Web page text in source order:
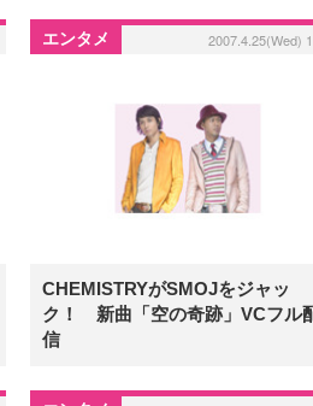
エンタメ 2007.4.25(Wed)
CHEMISTRYがSMOJをジャッ
ク！ 新曲「空の奇跡」VCフル
信